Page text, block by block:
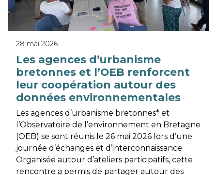
28 mai 2026
Les agences d’urbanisme
bretonnes et l’OEB renforcent
leur coopération autour des
données environnementales
Les agences d’urbanisme bretonnes* et
l’Observatoire de l’environnement en Bretagne
(OEB) se sont réunis le 26 mai 2026 lors d’une
journée d’échanges et d’interconnaissance.
Organisée autour d’ateliers participatifs, cette
rencontre a permis de partager autour des